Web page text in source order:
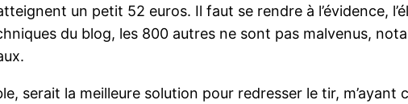
un petit 52 euros. Il faut se rendre à l’évidence,
du blog, les 800 autres ne sont pas malvenus,
serait la meilleure solution pour redresser le tir,